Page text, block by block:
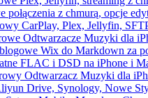
połączenia z chmurą, opcje
CarPlay, Plex, Jellyfin,
Odtwarzacze Muzyki dla
Wix do Markdown za
FLAC i DSD na iPhone i
Odtwarzacz Muzyki dla
Drive, Synology, Nowe